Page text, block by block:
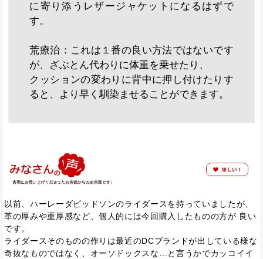
に寄り添うレザージャケットになるはずで
す。
荒療治：これは１番の良い方法ではないです
が、ざぶとん代わりに体重を乗せたり、
クッションの変わりに背中に押し付けたりす
ると、より早く馴染ませることができます。
以前、ハーレーダビッドソンのライダースを持っていましたが、
革の厚みや重厚感など、個人的には今回購入したものの方が 良い
です。
ライダースそのものの作りは最近のDCブランドが出している様な
奇抜なものではなく、オーソドックスな…と言うかでカッコイイ